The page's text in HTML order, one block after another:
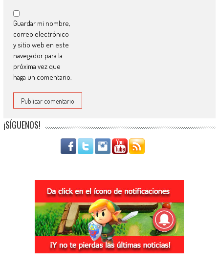
Guardar mi nombre,
correo electrónico
y sitio web en este
navegador para la
próxima vez que
haga un comentario.
¡SÍGUENOS!